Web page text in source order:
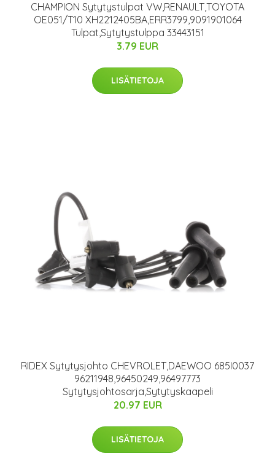
CHAMPION Sytytystulpat VW,RENAULT,TOYOTA
OE051/T10 XH2212405BA,ERR3799,9091901064
Tulpat,Sytytystulppa 33443151
3.79 EUR
LISÄTIETOJA
RIDEX Sytytysjohto CHEVROLET,DAEWOO 685I0037
96211948,96450249,96497773
Sytytysjohtosarja,Sytytyskaapeli
20.97 EUR
LISÄTIETOJA